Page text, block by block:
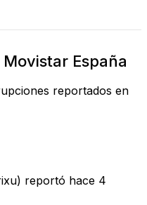
España
reportados en
reportó hace 4